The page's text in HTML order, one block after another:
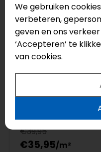
394
Bodiax
Duister Eiken
Serie: Varuna
Legmethode: Plak
€39,95
€35,95
We gebruiken
verbeteren,
geven en ons
‘Accepteren’ te
van cookies.